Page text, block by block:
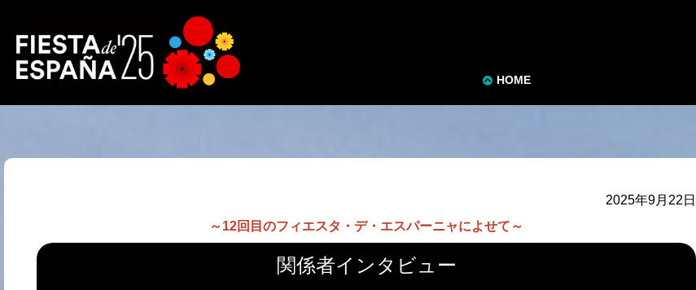
HOME
2025年9月22日
～12回目のフィエスタ・デ・エスパーニャによせて～
関係者インタビュー